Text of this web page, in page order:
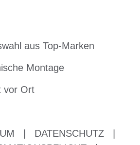
aus Top-Marken
Montage
vor Ort
DATENSCHUTZ